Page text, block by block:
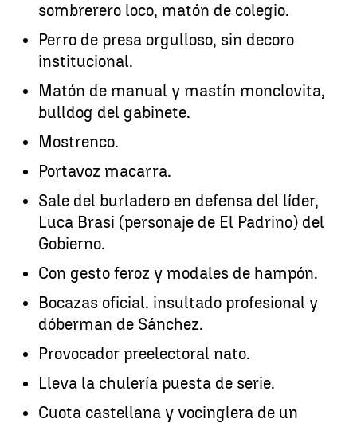
sombrerero loco, matón de colegio.
Perro de presa orgulloso, sin decoro
institucional.
Matón de manual y mastín monclovita,
bulldog del gabinete.
Mostrenco.
Portavoz macarra.
Sale del burladero en defensa del líder,
Luca Brasi (personaje de El Padrino) del
Gobierno.
Con gesto feroz y modales de hampón.
Bocazas oficial. insultado profesional y
dóberman de Sánchez.
Provocador preelectoral nato.
Lleva la chulería puesta de serie.
Cuota castellana y vocinglera de un